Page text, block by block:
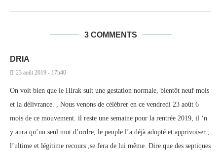
3 COMMENTS
DRIA
23 août 2019 - 17h40
On voit bien que le Hirak suit une gestation normale, bientôt neuf mois
et la délivrance. , Nous venons de célébrer en ce vendredi 23 août 6
mois de ce mouvement. il reste une semaine pour la rentrée 2019, il ‘n
y aura qu’un seul mot d’ordre, le peuple l’a déjà adopté et apprivoiser ,
l’ultime et légitime recours ,se fera de lui même. Dire que des septiques